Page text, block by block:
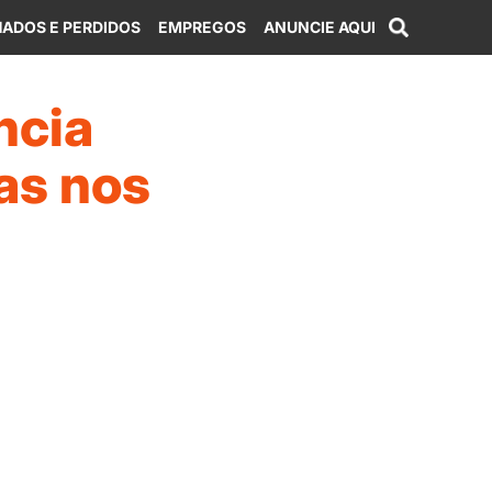
E PERDIDOS EMPREGOS ANUNCIE AQUI
nos